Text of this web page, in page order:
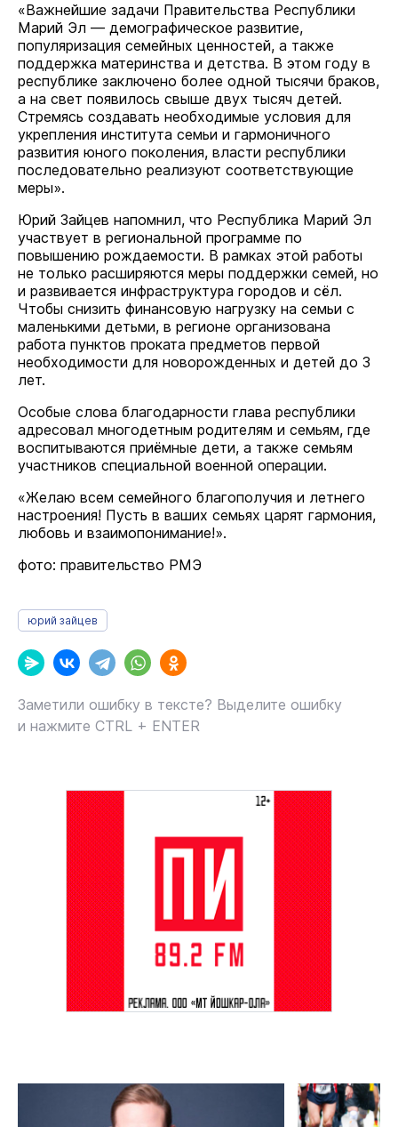
«Важнейшие задачи Правительства Республики
Марий Эл — демографическое развитие,
популяризация семейных ценностей, а также
поддержка материнства и детства. В этом году в
республике заключено более одной тысячи браков,
а на свет появилось свыше двух тысяч детей.
Стремясь создавать необходимые условия для
укрепления института семьи и гармоничного
развития юного поколения, власти республики
последовательно реализуют соответствующие
меры».
Юрий Зайцев напомнил, что Республика Марий Эл
участвует в региональной программе по
повышению рождаемости. В рамках этой работы
не только расширяются меры поддержки семей, но
и развивается инфраструктура городов и сёл.
Чтобы снизить финансовую нагрузку на семьи с
маленькими детьми, в регионе организована
работа пунктов проката предметов первой
необходимости для новорожденных и детей до 3
лет.
Особые слова благодарности глава республики
адресовал многодетным родителям и семьям, где
воспитываются приёмные дети, а также семьям
участников специальной военной операции.
«Желаю всем семейного благополучия и летнего
настроения! Пусть в ваших семьях царят гармония,
любовь и взаимопонимание!».
фото: правительство РМЭ
юрий зайцев
Заметили ошибку в тексте? Выделите ошибку
и нажмите CTRL + ENTER